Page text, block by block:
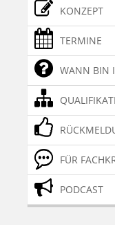
KONZEPT
TERMINE
WANN BIN
FÜR
PODCAST